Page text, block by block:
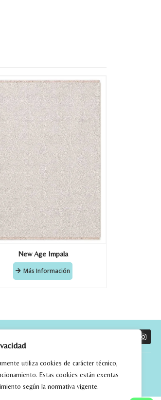
utiliza cookies de carácter técnico,
Estas cookies están exentas
según la normativa vigente.
New Age Impala
Más Información